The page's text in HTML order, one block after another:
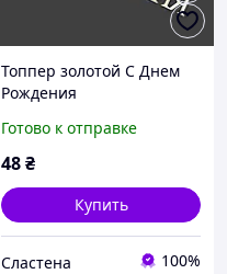
Топпер золотой С Днем
Рождения
Готово к отправке
48₴
Купить
Сластена 100%